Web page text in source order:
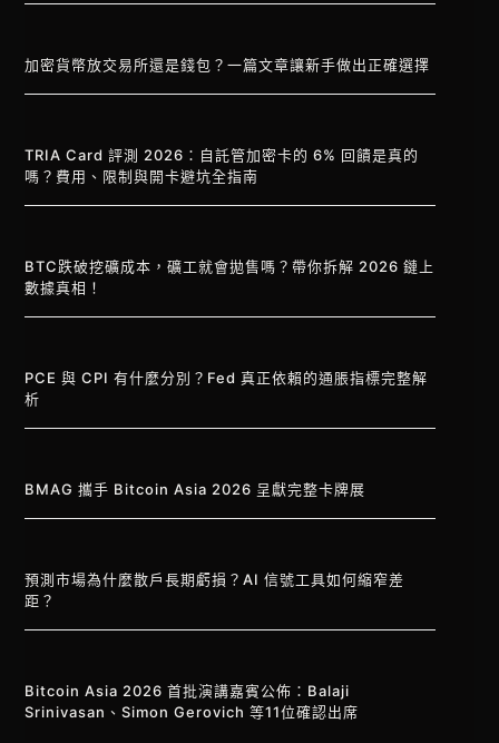
加密貨幣放交易所還是錢包？一篇文章讓新手做出正確選擇
TRIA Card 評測 2026：自託管加密卡的 6% 回饋是真的
嗎？費用、限制與開卡避坑全指南
BTC跌破挖礦成本，礦工就會拋售嗎？帶你拆解 2026 鏈上
數據真相！
PCE 與 CPI 有什麼分別？Fed 真正依賴的通脹指標完整解
析
BMAG 攜手 Bitcoin Asia 2026 呈獻完整卡牌展
預測市場為什麼散戶長期虧損？AI 信號工具如何縮窄差
距？
Bitcoin Asia 2026 首批演講嘉賓公佈：Balaji
Srinivasan、Simon Gerovich 等11位確認出席